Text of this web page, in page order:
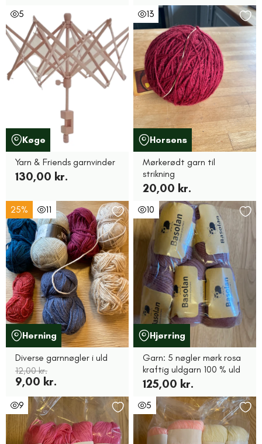
5
Køge
Yarn & Friends garnvinder
130,00 kr.
13
Horsens
Mørkerødt garn til
strikning
20,00 kr.
25% 11
Herning
Diverse garnnøgler i uld
12,00 kr.
9,00 kr.
10
Hjørring
Garn: 5 nøgler mørk rosa
kraftig uldgarn 100 % uld
125,00 kr.
9 5